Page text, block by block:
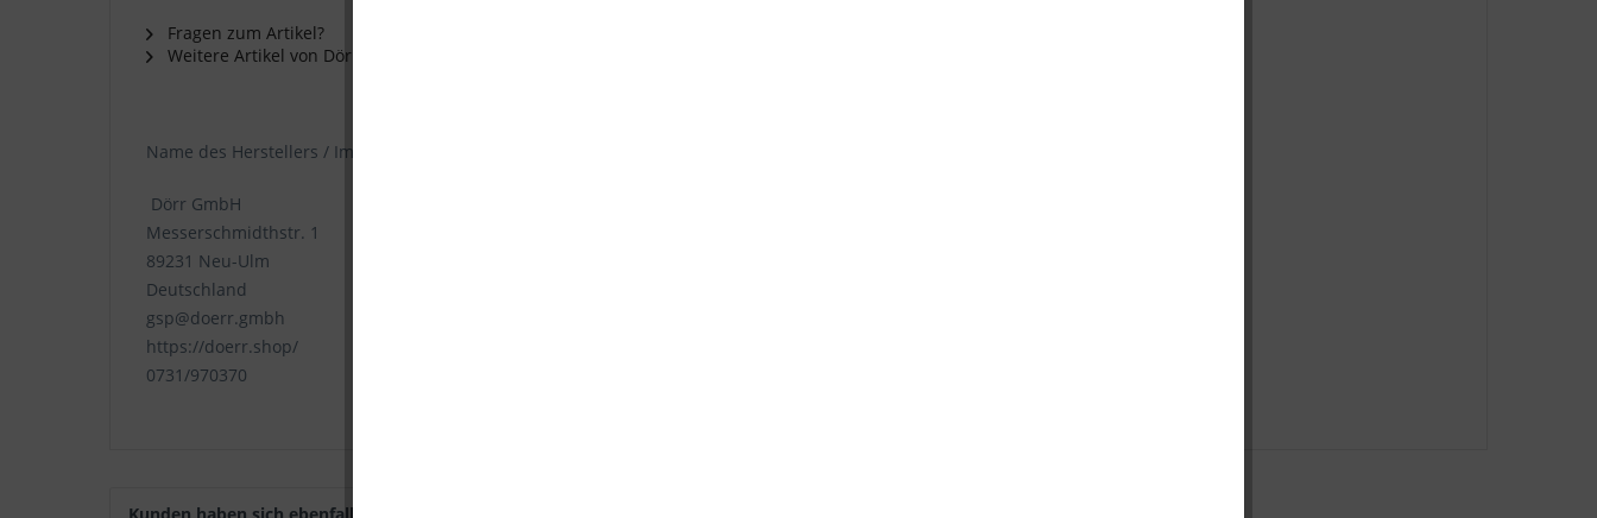
Fragen zum Artikel?
Weitere Artikel von Dörr
Name des Herstellers / Importeurs:
Dörr GmbH
Messerschmidthstr. 1
89231 Neu-Ulm
Deutschland
gsp@doerr.gmbh
https://doerr.shop/
0731/970370